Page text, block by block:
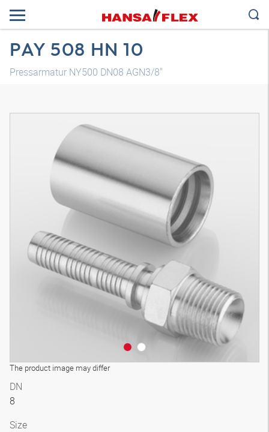
PAY 508 HN 10
Pressarmatur NY500 DN08 AGN3/8"
The product image may differ
DN
8
Size